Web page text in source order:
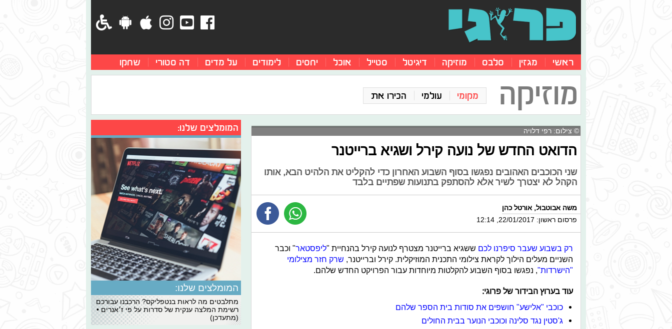
ראשי מגזין סלבס מוזיקה דיגיטל סטייל אוכל יחסים לימודים על מדים דה סטורי שחקו
מוזיקה מקומי עולמי הכירו את
© צילום: רפי דלויה
הדואט החדש של נועה קירל ושגיא ברייטנר
שני הכוכבים האהובים נפגשו בסוף השבוע האחרון כדי להקליט את הלהיט הבא, אותו
הקהל לא יצטרך לשיר אלא להסתפק בתנועות שפתיים בלבד
משה אבוטבול, אורטל כהן
פרסום ראשון: 22/01/2017, 12:14
רק בשבוע שעבר סיפרנו לכם ששגיא ברייטנר מצטרף לנועה קירל בהנחיית "ליפסטאר" וכבר
השניים מעלים הילוך לקראת צילומי התכנית המוזיקלית. קירל וברייטנר, שרק חזר מצילומי
"הישרדות", נפגשו בסוף השבוע להקלטות מיוחדות עבור הפרויקט החדש שלהם.
עוד בערוץ הבידור של פרוגי:
כוכבי "אלישע" חושפים את סודות בית הספר שלהם
ג'סטין נגד סלינה וכוכבי הנוער בבית החולים
המומלצים שלנו:
המומלצים שלנו:
מתלבטים מה לראות בנטפליקס? הרכבנו עבורכם
רשימת המלצה ענקית של סדרות על פי ז׳אנרים •
(מתעדכן)